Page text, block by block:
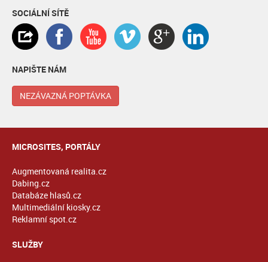
SOCIÁLNÍ SÍTĚ
NAPIŠTE NÁM
NEZÁVAZNÁ POPTÁVKA
MICROSITES, PORTÁLY
Augmentovaná realita.cz
Dabing.cz
Databáze hlasů.cz
Multimediální kiosky.cz
Reklamní spot.cz
SLUŽBY